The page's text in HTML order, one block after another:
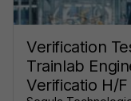
Verification
Trainlab
Verificatio H/F